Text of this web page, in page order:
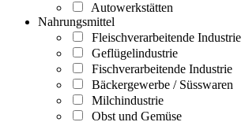
Autowerkstätten
Nahrungsmittel
Fleischverarbeitende Industrie
Geflügelindustrie
Fischverarbeitende Industrie
Bäckergewerbe / Süsswaren
Milchindustrie
Obst und Gemüse